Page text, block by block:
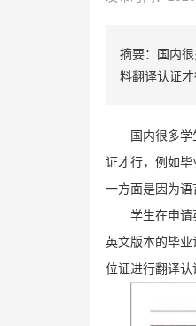
摘要：国内
料翻译认证
国内很多
证才行，例如毕
一方面是因为语
学生在申请
英文版本的毕
位证进行翻译